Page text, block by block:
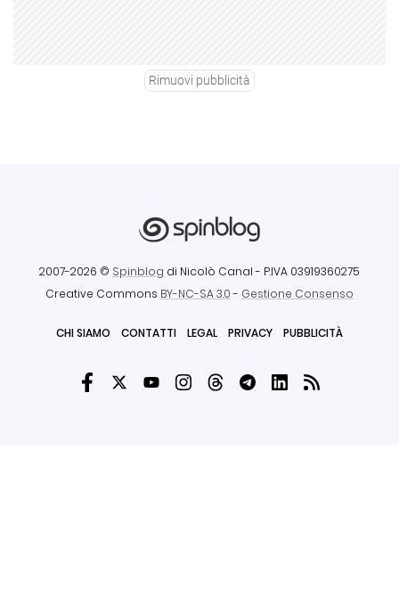
Rimuovi pubblicità
2007-2026 © Spinblog di Nicolò Canal - P.IVA 03919360275
Creative Commons BY-NC-SA 3.0- Gestione Consenso
CHI SIAMO CONTATTI LEGAL PRIVACY PUBBLICITÀ